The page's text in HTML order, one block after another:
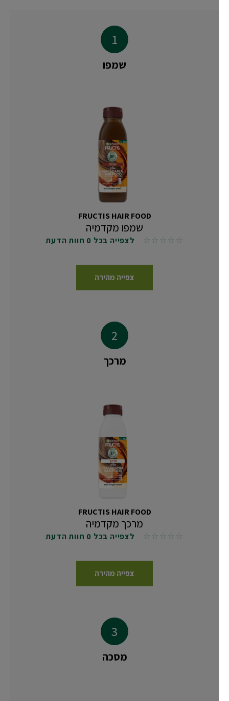
שמפו
FRUCTIS HAIR FOOD
שמפו מקדמיה
No reviews לצפייה בכל 0 חוות הדעת
צפייה מהירה
מרכך
FRUCTIS HAIR FOOD
מרכך מקדמיה
No reviews לצפייה בכל 0 חוות הדעת
צפייה מהירה
מסכה